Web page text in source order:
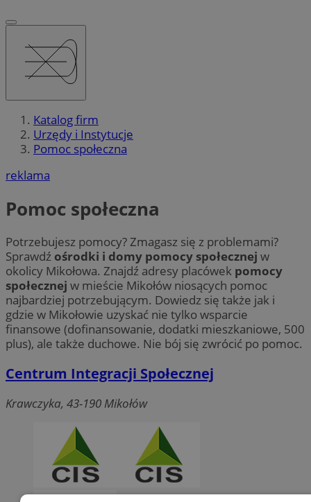
Katalog firm
Urzędy i Instytucje
Pomoc społeczna
reklama
Pomoc społeczna
Potrzebujesz pomocy? Zmagasz się z problemami?
Sprawdź ośrodki i domy pomocy społecznej w
okolicy Mikołowa. Znajdź adresy placówek pomocy
społecznej w mieście Mikołów niosących pomoc
najbardziej potrzebującym. Dowiedz się także jak i
gdzie w Mikołowie uzyskać nie tylko wsparcie
finansowe (dofinansowanie, dodatki mieszkaniowe, 500
plus), ale także duchowe. Nie bój się zwrócić po pomoc.
Centrum Integracji Społecznej
Krawczyka, 43-190 Mikołów